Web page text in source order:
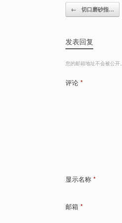
Post navigation
← 切口磨砂指…
发表回复
您的邮箱地址不会被公开。
评论 *
显示名称 *
邮箱 *